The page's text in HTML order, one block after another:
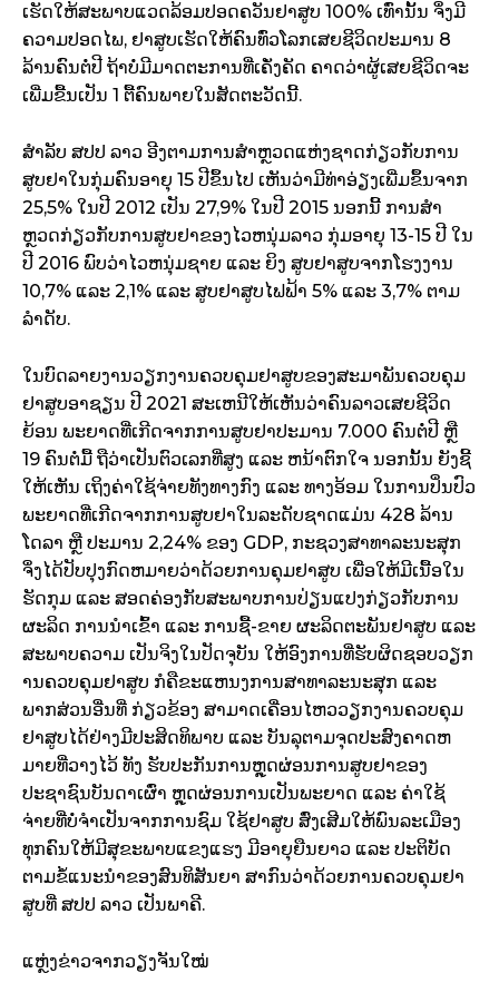
ເຮັດໃຫ້ສະພາບແວດລ້ອມປອດຄວັນຢາສູບ 100% ເທົ່ານັ້ນ ຈຶ່ງມີ
ຄວາມປອດໄພ, ຢາສູບເຮັດໃຫ້ຄົນທົ່ວໂລກເສຍຊີວິດປະມານ 8
ລ້ານຄົນຕໍ່ປີ ຖ້າບໍ່ມີມາດຕະການທີ່ເຄັ່ງຄັດ ຄາດວ່າຜູ້ເສຍຊີວິດຈະ
ເພີ່ມຂື້ນເປັນ 1 ຕື້ຄົນພາຍໃນສັດຕະວັດນີ້.
ສໍາລັບ ສປປ ລາວ ອີງຕາມການສໍາຫຼວດແຫ່ງຊາດກ່ຽວກັບການ
ສູບຢາໃນກຸ່ມຄົນອາຍຸ 15 ປີຂຶ້ນໄປ ເຫັນວ່າມີທ່າອ່ຽງເພີ່ມຂຶ້ນຈາກ
25,5% ໃນປີ 2012 ເປັນ 27,9% ໃນປີ 2015 ນອກນີ້ ການສໍາ
ຫຼວດກ່ຽວກັບການສູບຢາຂອງໄວຫນຸ່ມລາວ ກຸ່ມອາຍຸ 13-15 ປີ ໃນ
ປີ 2016 ພົບວ່າໄວຫນຸ່ມຊາຍ ແລະ ຍິງ ສູບຢາສູບຈາກໂຮງງານ
10,7% ແລະ 2,1% ແລະ ສູບຢາສູບໄຟຟ້າ 5% ແລະ 3,7% ຕາມ
ລໍາດັບ.
ໃນບົດລາຍງານວຽກງານຄວບຄຸມຢາສູບຂອງສະມາພັນຄວບຄຸມ
ຢາສູບອາຊຽນ ປີ 2021 ສະເຫນີໃຫ້ເຫັນວ່າຄົນລາວເສຍຊີວິດ
ຍ້ອນ ພະຍາດທີ່ເກີດຈາກການສູບຢາປະມານ 7.000 ຄົນຕໍ່ປີ ຫຼື
19 ຄົນຕໍ່ມື້ ຖືວ່າເປັນຕົວເລກທີ່ສູງ ແລະ ຫນ້າຕົກໃຈ ນອກນັ້ນ ຍັງຊີ້
ໃຫ້ເຫັນ ເຖິງຄ່າໃຊ້ຈ່າຍທັງທາງກົງ ແລະ ທາງອ້ອມ ໃນການປິ່ນປົວ
ພະຍາດທີ່ເກີດຈາກການສູບຢາໃນລະດັບຊາດແມ່ນ 428 ລ້ານ
ໂດລາ ຫຼື ປະມານ 2,24% ຂອງ GDP, ກະຊວງສາທາລະນະສຸກ
ຈຶ່ງໄດ້ປັບປຸງກົດຫມາຍວ່າດ້ວຍການຄຸມຢາສູບ ເພື່ອໃຫ້ມີເນື້ອໃນ
ຮັດກຸມ ແລະ ສອດຄ່ອງກັບສະພາບການປ່ຽນແປງກ່ຽວກັບການ
ຜະລິດ ການນໍາເຂົ້າ ແລະ ການຊື້-ຂາຍ ຜະລິດຕະພັນຢາສູບ ແລະ
ສະພາບຄວາມ ເປັນຈິງໃນປັດຈຸບັນ ໃຫ້ອົງການທີ່ຮັບຜິດຊອບວຽກ
ານຄວບຄຸມຢາສູບ ກໍຄືຂະແຫນງການສາທາລະນະສຸກ ແລະ
ພາກສ່ວນອື່ນທີ່ ກ່ຽວຂ້ອງ ສາມາດເຄື່ອນໄຫວວຽກງານຄວບຄຸມ
ຢາສູບໄດ້ຢ່າງມີປະສິດທິພາບ ແລະ ບັນລຸຕາມຈຸດປະສົງຄາດຫ
ມາຍທີ່ວາງໄວ້ ທັງ ຮັບປະກັນການຫຼຸດຜ່ອນການສູບຢາຂອງ
ປະຊາຊົນບັນດາເຜົ່າ ຫຼຸດຜ່ອນການເປັນພະຍາດ ແລະ ຄ່າໃຊ້
ຈ່າຍທີ່ບໍ່ຈໍາເປັນຈາກການຊົມ ໃຊ້ຢາສູບ ສົ່ງເສີມໃຫ້ພົນລະເມືອງ
ທຸກຄົນໃຫ້ມີສຸຂະພາບແຂງແຮງ ມີອາຍຸຍືນຍາວ ແລະ ປະຕິບັດ
ຕາມຂໍ້ແນະນໍາຂອງສົນທິສັນຍາ ສາກົນວ່າດ້ວຍການຄວບຄຸມຢາ
ສູບທີ່ ສປປ ລາວ ເປັນພາຄີ.
ແຫຼ່ງຂ່າວຈາກວຽງຈັນໃໝ່